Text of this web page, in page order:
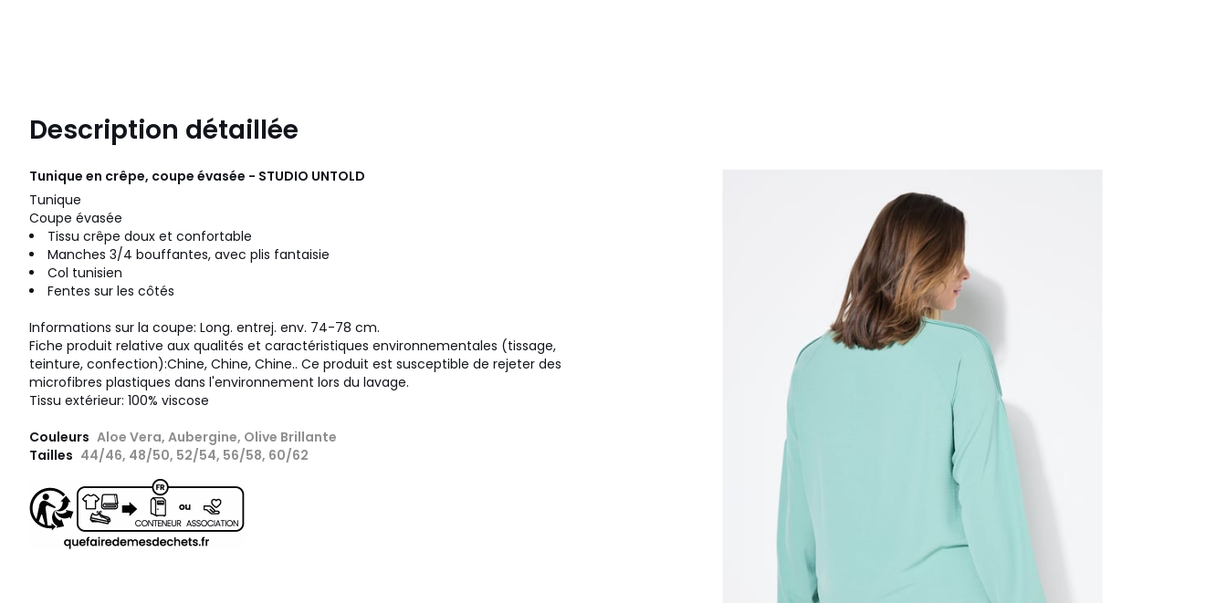
Description détaillée
Tunique en crêpe, coupe évasée - STUDIO UNTOLD
Tunique
Coupe évasée
Tissu crêpe doux et confortable
Manches 3/4 bouffantes, avec plis fantaisie
Col tunisien
Fentes sur les côtés
Informations sur la coupe: Long. entrej. env. 74-78 cm.
Fiche produit relative aux qualités et caractéristiques environnementales (tissage,
teinture, confection):Chine, Chine, Chine.. Ce produit est susceptible de rejeter des
microfibres plastiques dans l'environnement lors du lavage.
Tissu extérieur: 100% viscose
Couleurs Aloe Vera, Aubergine, Olive Brillante
Tailles 44/46, 48/50, 52/54, 56/58, 60/62